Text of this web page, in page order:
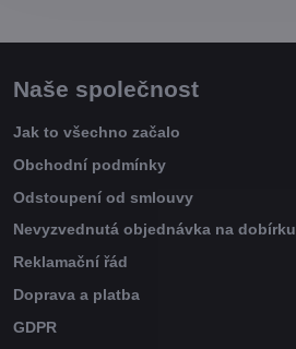
Naše společnost
Jak to všechno začalo
Obchodní podmínky
Odstoupení od smlouvy
Nevyzvednutá objednávka na dobírku
Reklamační řád
Doprava a platba
GDPR